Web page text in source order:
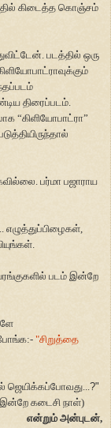
கிடைத்த கொஞ்சம்
படத்தில் ஒரு
திரைப்படம்.
“கிளியோபாட்ரா”
பர்மா பஜாராய
எழுத்துப்பிழைகள்,
படம் இன்றே
"சிறுத்தை
ஜெயிக்கப்போவது... ?"
கடைசி நாள்)
என்றும் அன்புடன்,